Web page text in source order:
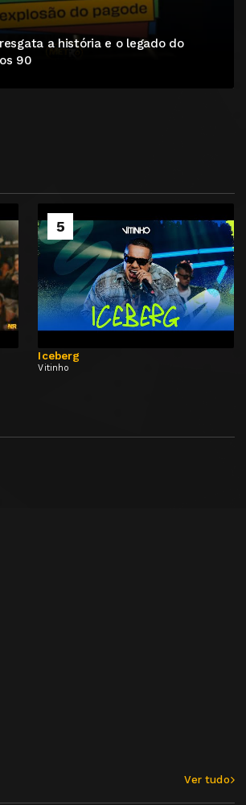
a história e o legado do
90
5
Iceberg
Vitinho
Ver tudo